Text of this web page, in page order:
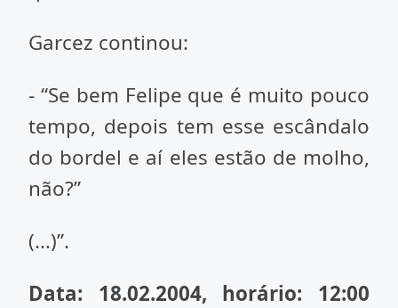
Garcez continou:
- “Se bem Felipe que é muito pouco
tempo, depois tem esse escândalo
do bordel e aí eles estão de molho,
não?”
(...)”.
Data: 18.02.2004, horário: 12:00